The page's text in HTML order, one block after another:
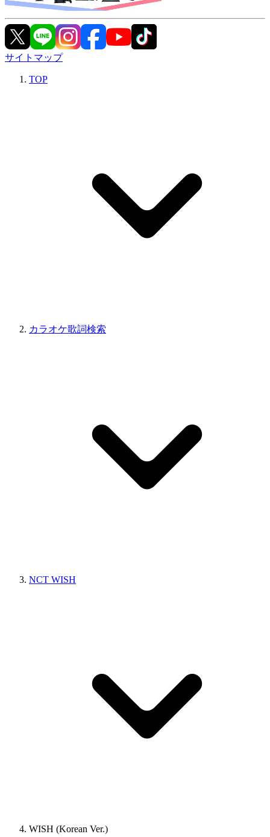
サイトマップ
TOP
カラオケ歌詞検索
NCT WISH
WISH (Korean Ver.)